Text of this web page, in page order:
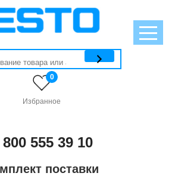
Избранное
0
555 39 10
поставки